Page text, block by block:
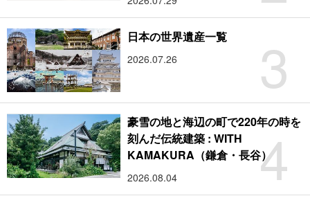
3
日本の世界遺産一覧
2026.07.26
4
豪雪の地と海辺の町で220年の時を
刻んだ伝統建築 : WITH
KAMAKURA（鎌倉・長谷）
2026.08.04